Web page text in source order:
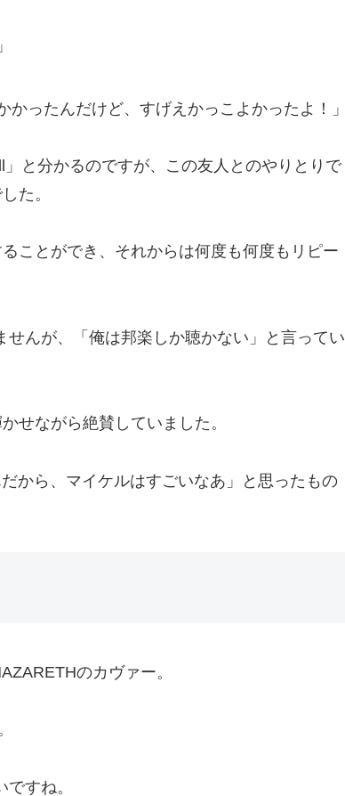
ったんだけど、すげえかっこよかったよ！」
と分かるのですが、この友人とのやりとりで
た。
ことができ、それからは何度も何度もリピー
んが、「俺は邦楽しか聴かない」と言ってい
せながら絶賛していました。
から、マイケルはすごいなあ」と思ったもの
のカヴァー。
すね。